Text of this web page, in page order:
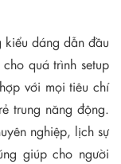
kiểu dáng dẫn đầu
quá trình setup
với mọi tiêu chí
trung năng động.
nghiệp, lịch sự
giúp cho người